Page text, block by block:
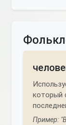
который
Пример: